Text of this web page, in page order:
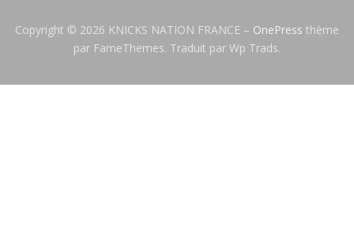
Copyright © 2026 KNICKS NATION FRANCE – OnePress thème
par FameThemes. Traduit par Wp Trads.